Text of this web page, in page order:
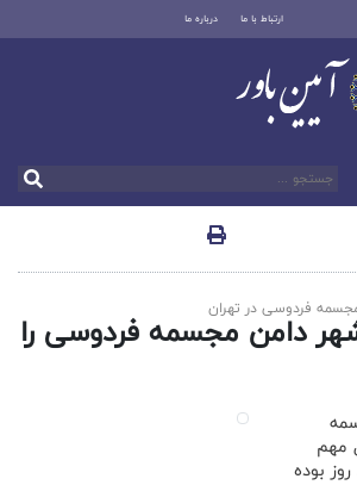
ارتباط با ما درباره ما
فردوسی در تهران
دامن مجسمه فردوسی را
مهم
بوده